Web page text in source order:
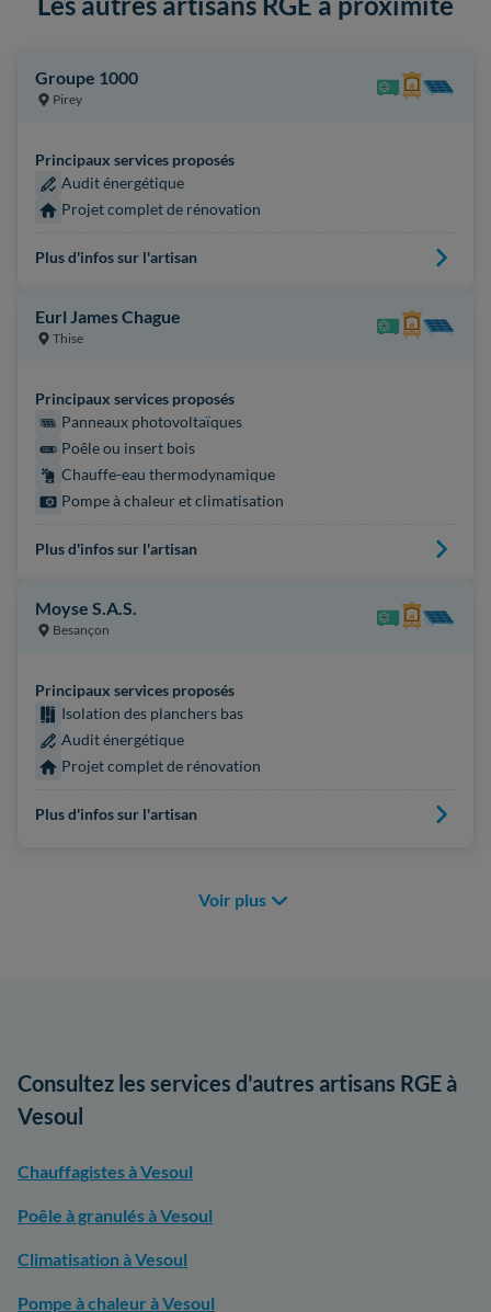
Groupe 1000
Pirey
Principaux services proposés
Audit énergétique
Projet complet de rénovation
Plus d'infos sur l'artisan
Eurl James Chague
Thise
Principaux services proposés
Panneaux photovoltaïques
Poêle ou insert bois
Chauffe-eau thermodynamique
Pompe à chaleur et climatisation
Plus d'infos sur l'artisan
Moyse S.A.S.
Besançon
Principaux services proposés
Isolation des planchers bas
Audit énergétique
Projet complet de rénovation
Plus d'infos sur l'artisan
Voir plus
Consultez les services d'autres artisans RGE à
Vesoul
Chauffagistes à Vesoul
Poêle à granulés à Vesoul
Climatisation à Vesoul
Pompe à chaleur à Vesoul